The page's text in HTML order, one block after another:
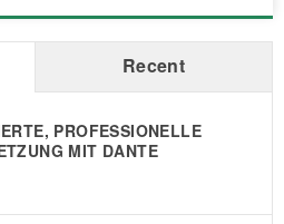
Recent
PROFESSIONELLE
MIT DANTE